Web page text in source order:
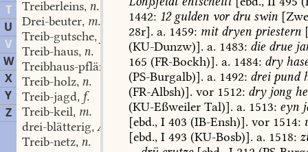
T
U
V
W
X
Y
Z
Treiberleins, n.
Drei-beuter, m.
Treib-gutsche,
Treib-haus, n.
Treibhaus-pflänzchen,n.
Treib-holz, n.
Treib-jagd, f.
Treib-keil, m.
drei-blätterig, Adj.
Treib-netz, n.
1442: 12gulden vordru swin
28r]. a. 1459: mitdryen priestern
(KU-Dunzw)]. a. 1483: die drue
165 (FR-Bockh)]. a. 1484: dry
(PS-Burgalb)]. a. 1492: dreipund
(FR-Albsh)]. vor 1512: dryjong
(KU-Eßweiler Tal)]. a. 1513: eyn
[ebd., I 403 (IB-Ensh)]. vor 1514:
[ebd., I 493 (KU-Bosb)]. a. 1518: